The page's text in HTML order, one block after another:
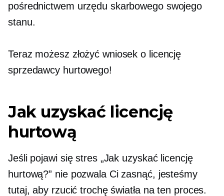
pośrednictwem urzędu skarbowego swojego
stanu.
Teraz możesz złożyć wniosek o licencję
sprzedawcy hurtowego!
Jak uzyskać licencję
hurtową
Jeśli pojawi się stres „Jak uzyskać licencję
hurtową?” nie pozwala Ci zasnąć, jesteśmy
tutaj, aby rzucić trochę światła na ten proces.